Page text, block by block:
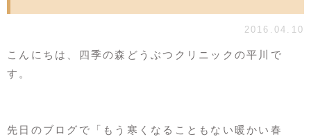
2016.04.10
こんにちは、 四季の森どうぶつクリニック の平川で
す。
先日のブログで「もう寒くなることもない暖かい春